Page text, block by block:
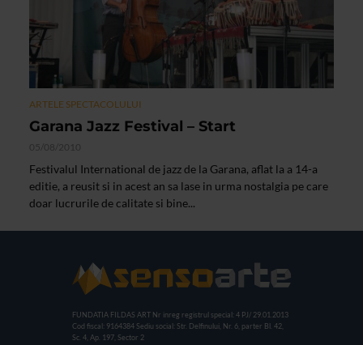
ARTELE SPECTACOLULUI
Garana Jazz Festival – Start
05/08/2010
Festivalul International de jazz de la Garana, aflat la a 14-a
editie, a reusit si in acest an sa lase in urma nostalgia pe care
doar lucrurile de calitate si bine...
FUNDATIA FILDAS ART Nr inreg registrul special: 4 PJ/ 29.01.2013
Cod fiscal: 9164384 Sediu social: Str. Delfinului, Nr. 6, parter Bl. 42,
Sc. 4, Ap. 197, Sector 2